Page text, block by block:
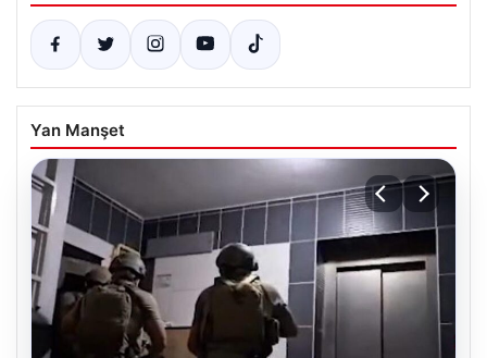
Yan Manşet